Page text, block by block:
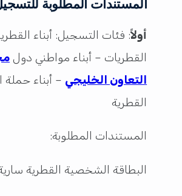
المستندات المطلوبة
أولاً: فئات التسجيل: أبناء
القطريات – أبناء مواطني دول
التعاون الخليجي – أبناء حملة
القطرية
المستندات المطلوبة:
البطاقة الشخصية القطرية